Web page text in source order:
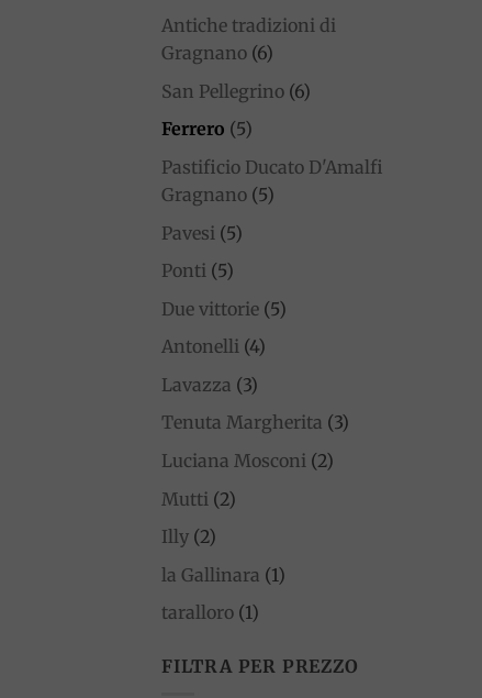
Antiche tradizioni di
Gragnano (6)
San Pellegrino (6)
Ferrero (5)
Pastificio Ducato D'Amalfi
Gragnano (5)
Pavesi (5)
Ponti (5)
Due vittorie (5)
Antonelli (4)
Lavazza (3)
Tenuta Margherita (3)
Luciana Mosconi (2)
Mutti (2)
Illy (2)
la Gallinara (1)
taralloro (1)
FILTRA PER PREZZO